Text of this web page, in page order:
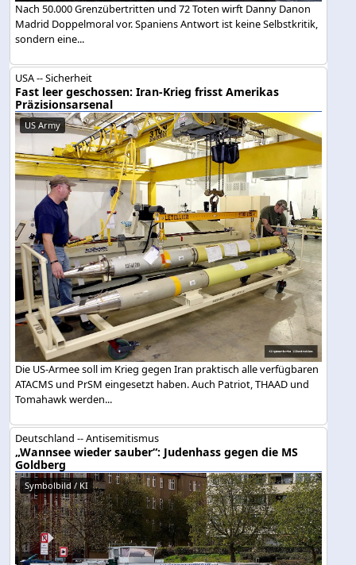
Nach 50.000 Grenzübertritten und 72 Toten wirft Danny Danon
Madrid Doppelmoral vor. Spaniens Antwort ist keine Selbstkritik,
sondern eine...
USA -- Sicherheit
Fast leer geschossen: Iran-Krieg frisst Amerikas
Präzisionsarsenal
US Army
Die US-Armee soll im Krieg gegen Iran praktisch alle verfügbaren
ATACMS und PrSM eingesetzt haben. Auch Patriot, THAAD und
Tomahawk werden...
Deutschland -- Antisemitismus
„Wannsee wieder sauber“: Judenhass gegen die MS
Goldberg
Symbolbild / KI